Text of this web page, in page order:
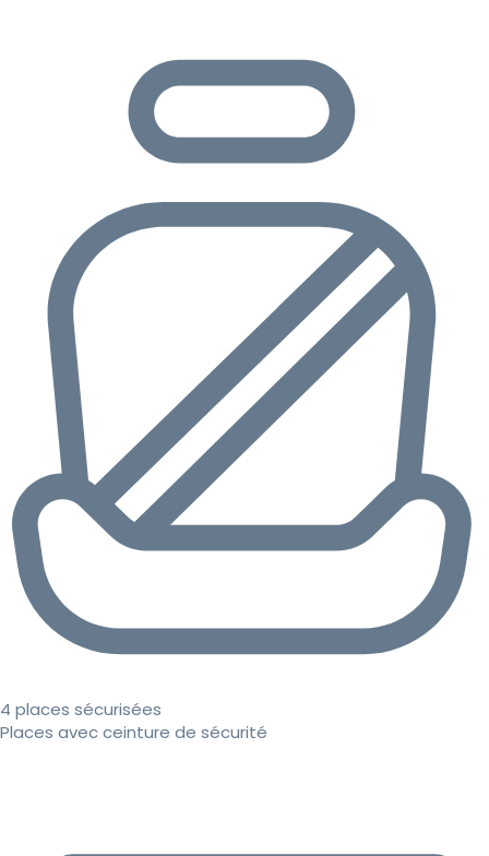
4 places sécurisées
Places avec ceinture de sécurité